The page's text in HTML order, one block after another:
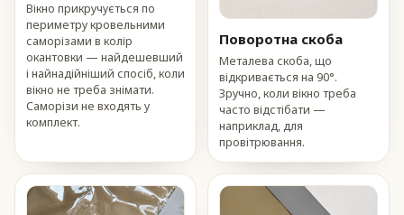
Вікно прикручується по
периметру кровельними
саморізами в колір
окантовки — найдешевший
і найнадійніший спосіб, коли
вікно не треба знімати.
Саморізи не входять у
комплект.
Поворотна скоба
Металева скоба, що
відкривається на 90°.
Зручно, коли вікно треба
часто відстібати —
наприклад, для
провітрювання.